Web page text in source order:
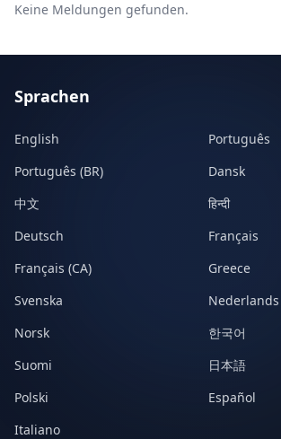
Keine Meldungen gefunden.
Sprachen
English
Português
Português (BR)
Dansk
中文
हिन्दी
Deutsch
Français
Français (CA)
Greece
Svenska
Nederlands
Norsk
한국어
Suomi
日本語
Polski
Español
Italiano